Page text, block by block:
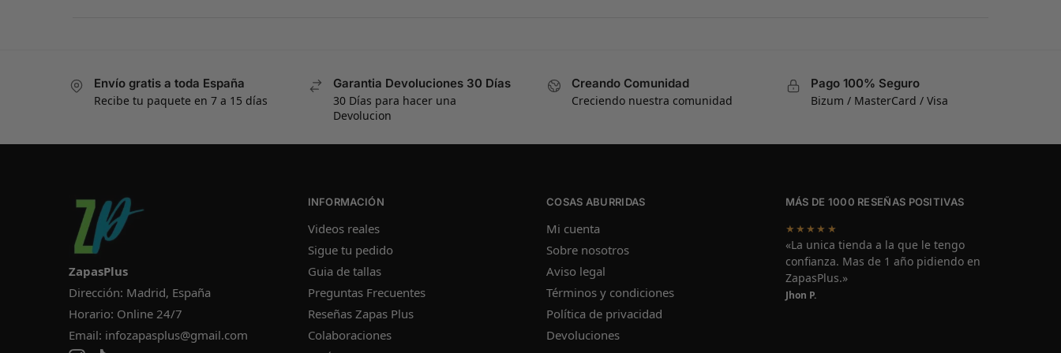
Envío gratis a toda España
Recibe tu paquete en 7 a 15 días
Garantia Devoluciones 30 Días
30 Días para hacer una
Devolucion
Creando Comunidad
Creciendo nuestra comunidad
Pago 100% Seguro
Bizum / MasterCard / Visa
ZapasPlus
Dirección: Madrid, España
Horario: Online 24/7
Email: infozapasplus@gmail.com
INFORMACIÓN
Videos reales
Sigue tu pedido
Guia de tallas
Preguntas Frecuentes
Reseñas Zapas Plus
Colaboraciones
COSAS ABURRIDAS
Mi cuenta
Sobre nosotros
Aviso legal
Términos y condiciones
Política de privacidad
Devoluciones
MÁS DE 1000 RESEÑAS POSITIVAS
★★★★★
«La unica tienda a la que le tengo
confianza. Mas de 1 año pidiendo en
ZapasPlus.»
Jhon P.